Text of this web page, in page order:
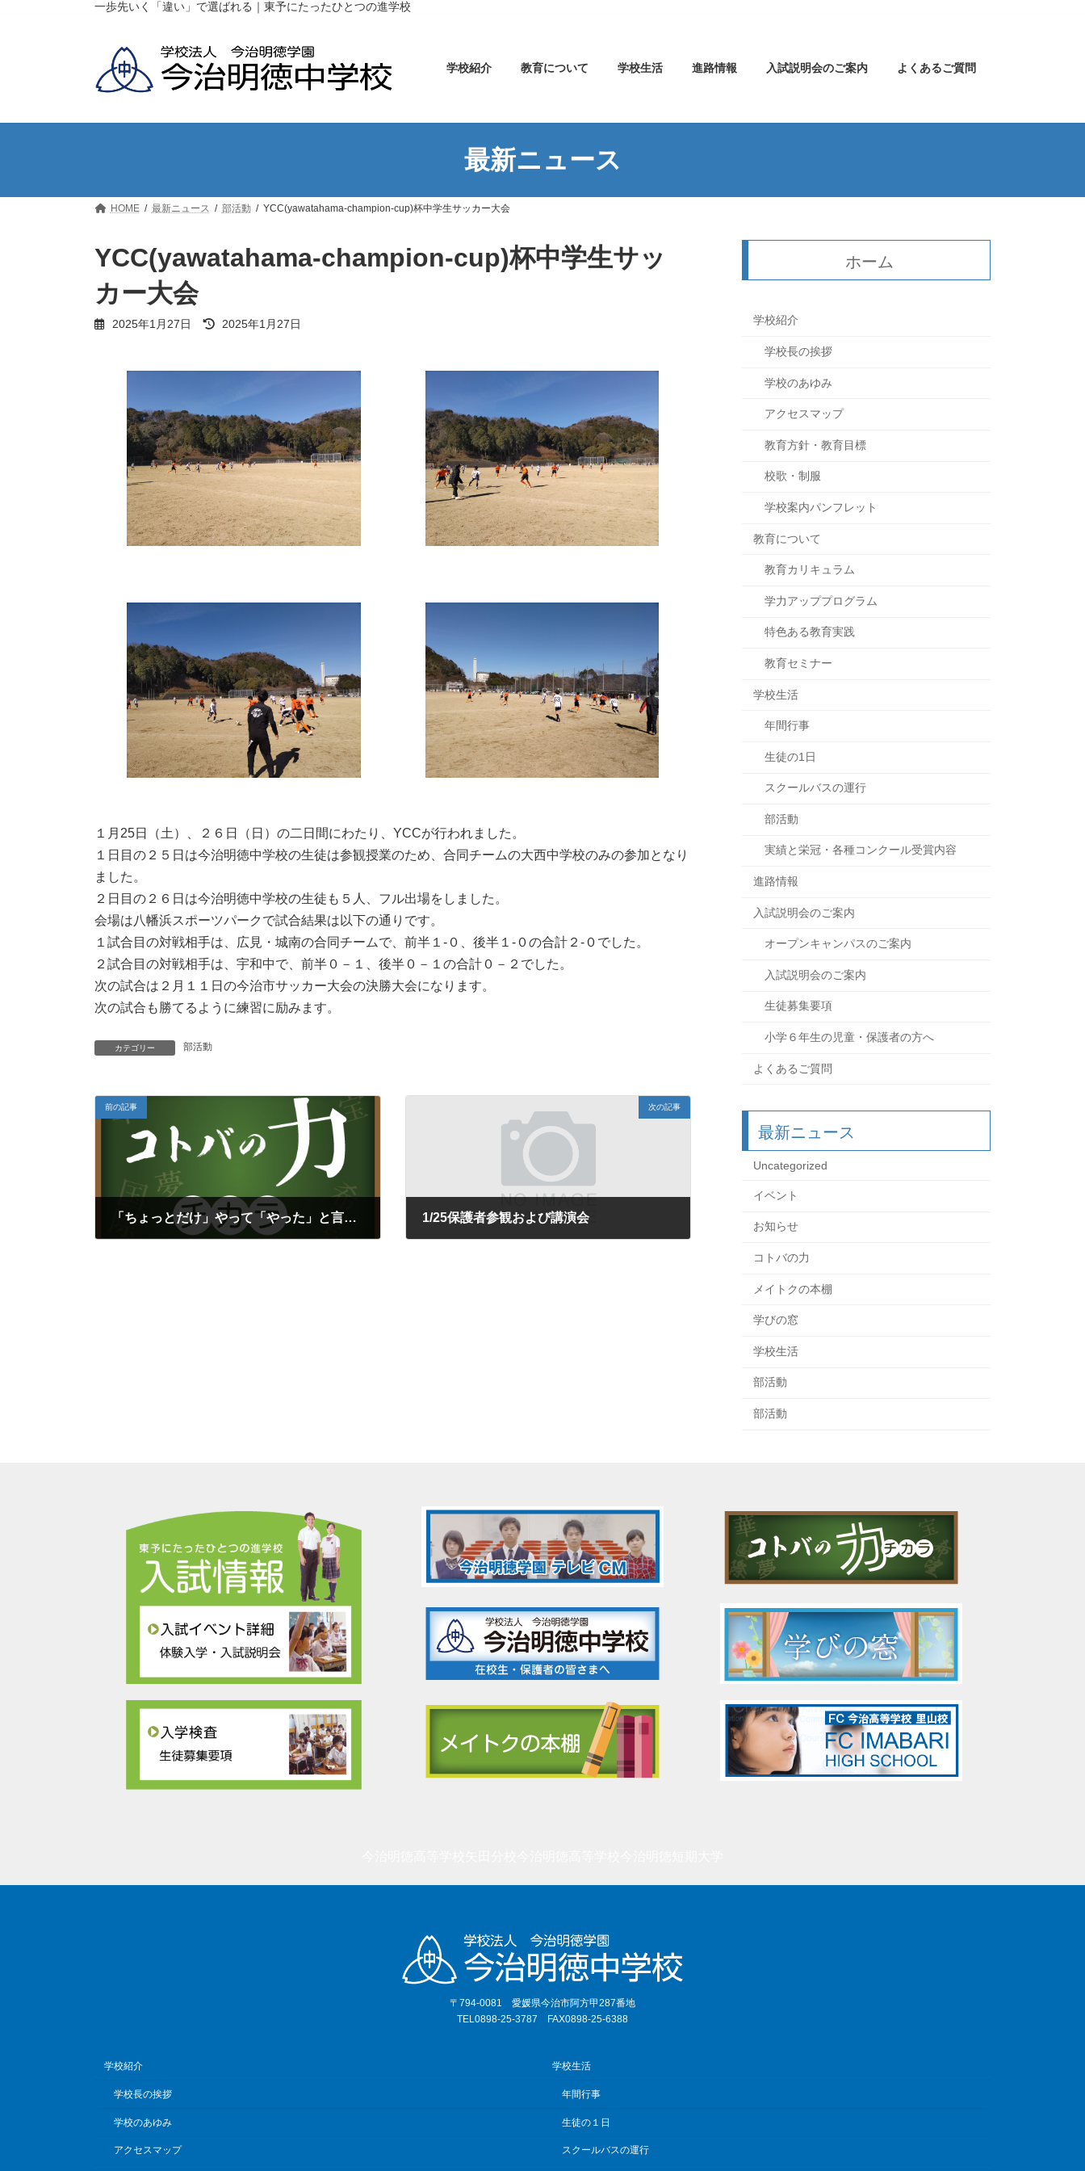
キ
に
一歩先いく「違い」で選ばれる｜東予にたったひとつの進学校
学校紹介 教育について 学校生活 進路情報 入試説明会のご案内 よくあるご質問
最新ニュース
HOME 最新ニュース 部活動 YCC(yawatahama-champion-cup)杯中学生サッカー大会
YCC(yawatahama-champion-cup)杯中学生サッ
カー大会
2025年1月27日
最
2025年1月27日
１月25日（土）、２６日（日）の二日間にわたり、YCCが行われました。
１日目の２５日は今治明徳中学校の生徒は参観授業のため、合同チームの大西中学校のみの参加となり
ました。
２日目の２６日は今治明徳中学校の生徒も５人、フル出場をしました。
会場は八幡浜スポーツパークで試合結果は以下の通りです。
１試合目の対戦相手は、広見・城南の合同チームで、前半１-０、後半１-０の合計２-０でした。
２試合目の対戦相手は、宇和中で、前半０－１、後半０－１の合計０－２でした。
次の試合は２月１１日の今治市サッカー大会の決勝大会になります。
次の試合も勝てるように練習に励みます。
カテゴリー 部活動
前の記事
「ちょっとだけ」やって「やった」と言うな（レクサス星が丘『日本一のお店を作る』）再
次の記事
1/25保護者参観および講演会
ホーム
学校紹介
学校長の挨拶
学校のあゆみ
アクセスマップ
教育方針・教育目標
校歌・制服
学校案内パンフレット
教育について
教育カリキュラム
学力アッププログラム
特色ある教育実践
教育セミナー
学校生活
年間行事
生徒の1日
スクールバスの運行
部活動
実績と栄冠・各種コンクール受賞内容
進路情報
入試説明会のご案内
オープンキャンパスのご案内
入試説明会のご案内
生徒募集要項
小学６年生の児童・保護者の方へ
よくあるご質問
最新ニュース
Uncategorized
イベント
お知らせ
コトバの力
メイトクの本棚
学びの窓
学校生活
部活動
部活動
〒794-0081 愛媛県今治市阿方甲287番地
TEL0898-25-3787 FAX0898-25-6388
学校紹介
学校長の挨拶
学校のあゆみ
アクセスマップ
学校生活
年間行事
生徒の１日
スクールバスの運行